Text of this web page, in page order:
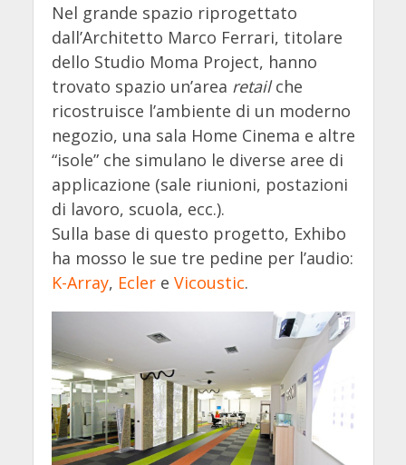
Nel grande spazio riprogettato
dall’Architetto Marco Ferrari, titolare
dello Studio Moma Project, hanno
trovato spazio un’area retailche
ricostruisce l’ambiente di un moderno
negozio, una sala Home Cinema e altre
“isole” che simulano le diverse aree di
applicazione (sale riunioni, postazioni
di lavoro, scuola, ecc.).
Sulla base di questo progetto, Exhibo
ha mosso le sue tre pedine per l’audio:
K-Array, Eclere Vicoustic.